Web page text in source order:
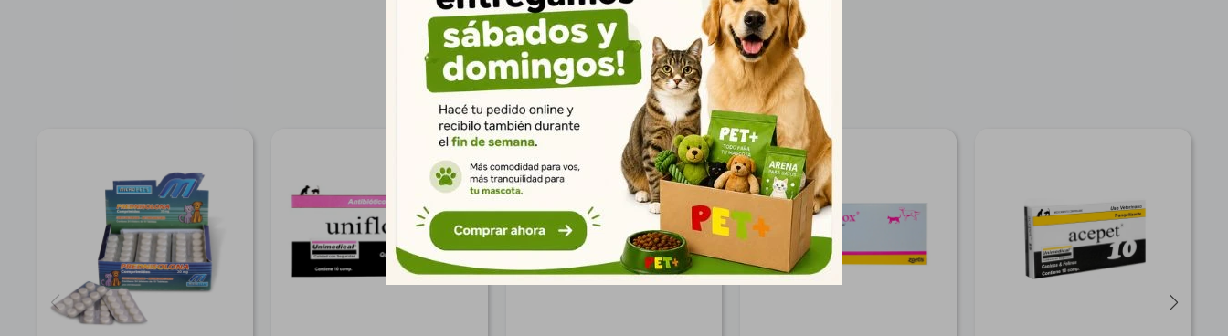
Productos que te pueden interesar